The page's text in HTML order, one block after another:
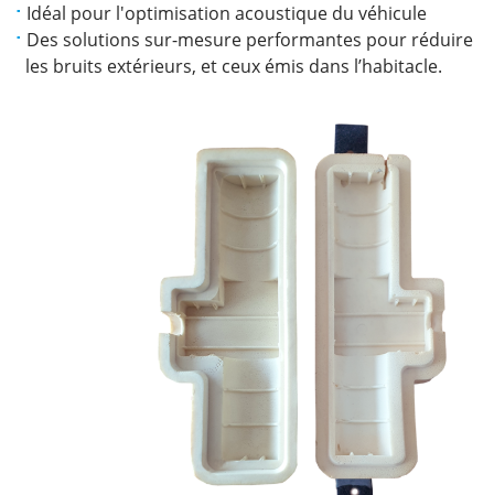
Idéal pour l'optimisation acoustique du véhicule
Des solutions sur-mesure performantes pour réduire
les bruits extérieurs, et ceux émis dans l’habitacle.